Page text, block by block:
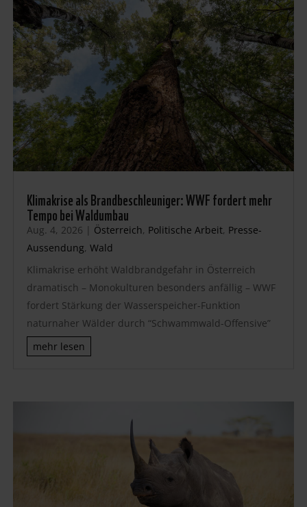
Klimakrise als Brandbeschleuniger: WWF fordert mehr
Tempo bei Waldumbau
Aug. 4, 2026 | Österreich, Politische Arbeit, Presse-
Aussendung, Wald
Klimakrise erhöht Waldbrandgefahr in Österreich
dramatisch – Monokulturen besonders anfällig – WWF
fordert Stärkung der Wasserspeicher-Funktion
naturnaher Wälder durch “Schwammwald-Offensive”
mehr lesen